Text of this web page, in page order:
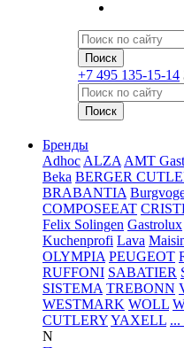
+7 495 135-15-14
Бренды
Adhoc ALZA AMT
Beka BERGER
BRABANTIA
COMPOSEEAT
Felix Solingen Gastrolux
Kuchenprofi Lava
OLYMPIA PEUGEOT
RUFFONI SABATIER
SISTEMA TREBONN
WESTMARK WOLL
CUTLERYYAXELL ...
N